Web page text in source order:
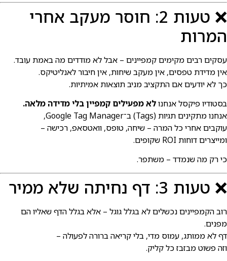
❌ טעות 2: חוסר מעקב אחרי
המרות
עסקים רבים מקימים קמפיינים – אבל לא מודדים מה באמת עובד.
אין מדידת טפסים, אין מעקב שיחות, אין חיבור לאנליטיקס.
כך לא יודעים אם התקציב מניב תוצאות אמיתיות.
בסטודיו פיקסל אנחנולא מפעילים קמפיין בלי מדידה מלאה.
אנחנו מתקינים תגיות (Tags) ב־Google Tag Manager,
עוקבים אחרי כל המרה – שיחה, טופס, וואטסאפ, רכישה –
ומייצרים דוחות ROI שקופים.
כי רק מה שנמדד – משתפר.
❌ טעות 3: דף נחיתה שלא ממיר
רוב הקמפיינים נכשלים לא בגלל גוגל – אלא בגלל הדף שאליו הם
מפנים.
דף לא ממותג, עמוס מדי, בלי קריאה ברורה לפעולה –
וזה פשוט מבזבז כל קליק.